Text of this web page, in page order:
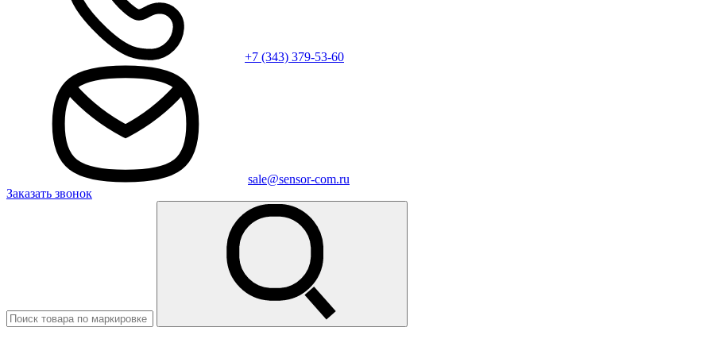
+7 (343) 379-53-60
sale@sensor-com.ru
Заказать звонок